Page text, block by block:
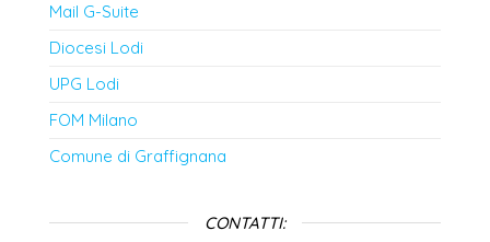
Mail G-Suite
Diocesi Lodi
UPG Lodi
FOM Milano
Comune di Graffignana
CONTATTI: